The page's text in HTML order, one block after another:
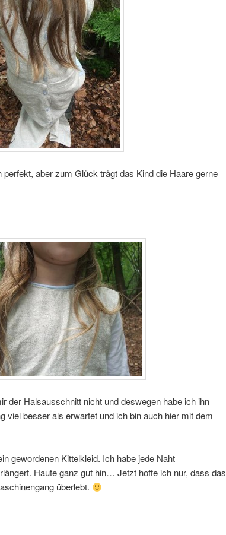
aber zum Glück trägt das Kind die Haare gerne
der Halsausschnitt nicht und deswegen habe ich ihn
viel besser als erwartet und ich bin auch hier mit dem
gewordenen Kittelkleid. Ich habe jede Naht
Haute ganz gut hin… Jetzt hoffe ich nur, dass das
überlebt.